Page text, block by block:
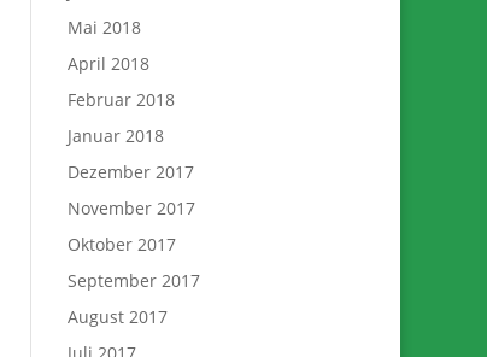
Mai 2018
April 2018
Februar 2018
Januar 2018
Dezember 2017
November 2017
Oktober 2017
September 2017
August 2017